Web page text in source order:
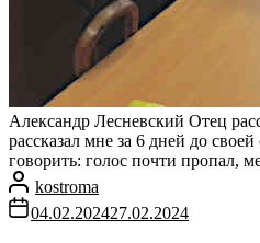
Александр Лесневский Отец
рассказал мне за 6 дней до
говорить: голос почти пропал,
kostroma
04.02.202427.02.2024